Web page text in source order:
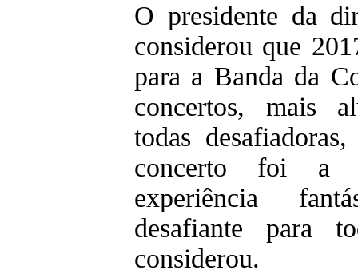
O presidente da
considerou que
para a Banda da
concertos, mais
todas
concerto foi a
experiência
desafiante para
considerou.